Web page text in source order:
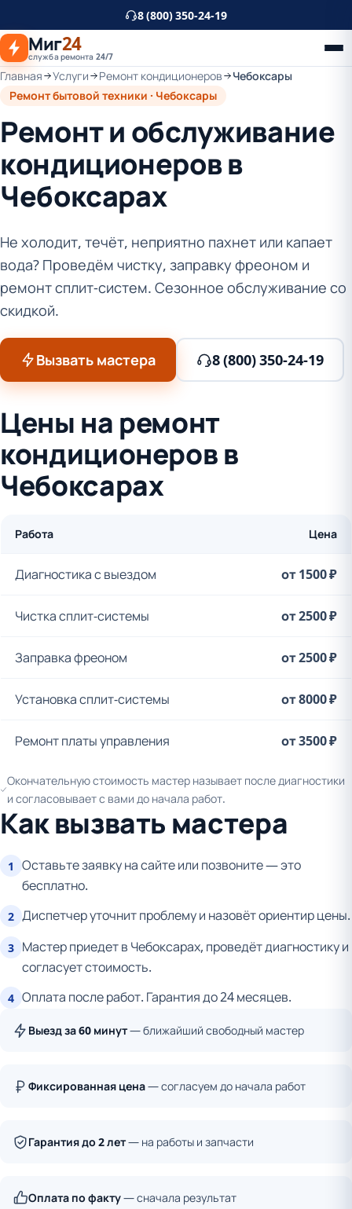
основному
контенту
8 (800) 350-24-19
Миг24
служба ремонта 24/7
Главная Услуги Ремонт кондиционеров
Чебоксары
Ремонт бытовой техники · Чебоксары
Ремонт и обслуживание
кондиционеров в
Чебоксарах
Не холодит, течёт, неприятно пахнет или капает
вода? Проведём чистку, заправку фреоном и
ремонт сплит-систем. Сезонное обслуживание со
скидкой.
Вызвать мастера 8 (800) 350-24-19
Цены на ремонт
кондиционеров в
Чебоксарах
Работа Цена
Диагностика с выездом от 1500 ₽
Чистка сплит-системы от 2500 ₽
Заправка фреоном от 2500 ₽
Установка сплит-системы от 8000 ₽
Ремонт платы управления от 3500 ₽
Окончательную стоимость мастер называет после диагностики
и согласовывает с вами до начала работ.
Как вызвать мастера
1
Оставьте заявку на сайте или позвоните — это
бесплатно.
2 Диспетчер уточнит проблему и назовёт ориентир цены.
3 Мастер приедет в Чебоксарах, проведёт диагностику и
согласует стоимость.
4 Оплата после работ. Гарантия до 24 месяцев.
Выезд за 60 минут— ближайший свободный мастер
Фиксированная цена— согласуем до начала работ
Гарантия до 2 лет— на работы и запчасти
Оплата по факту— сначала результат